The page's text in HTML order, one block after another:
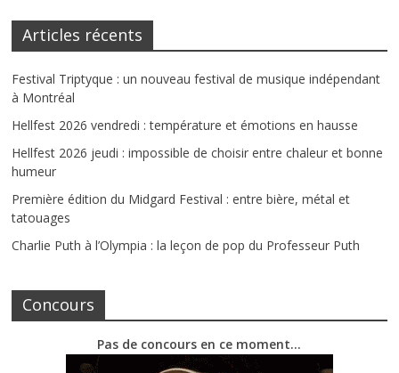
Articles récents
Festival Triptyque : un nouveau festival de musique indépendant
à Montréal
Hellfest 2026 vendredi : température et émotions en hausse
Hellfest 2026 jeudi : impossible de choisir entre chaleur et bonne
humeur
Première édition du Midgard Festival : entre bière, métal et
tatouages
Charlie Puth à l’Olympia : la leçon de pop du Professeur Puth
Concours
Pas de concours en ce moment…